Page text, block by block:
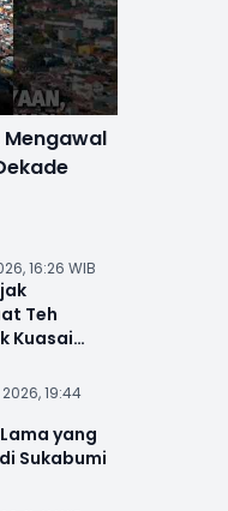
16:26 WIB
Teh
Kuasai
19:44
yang
Sukabumi